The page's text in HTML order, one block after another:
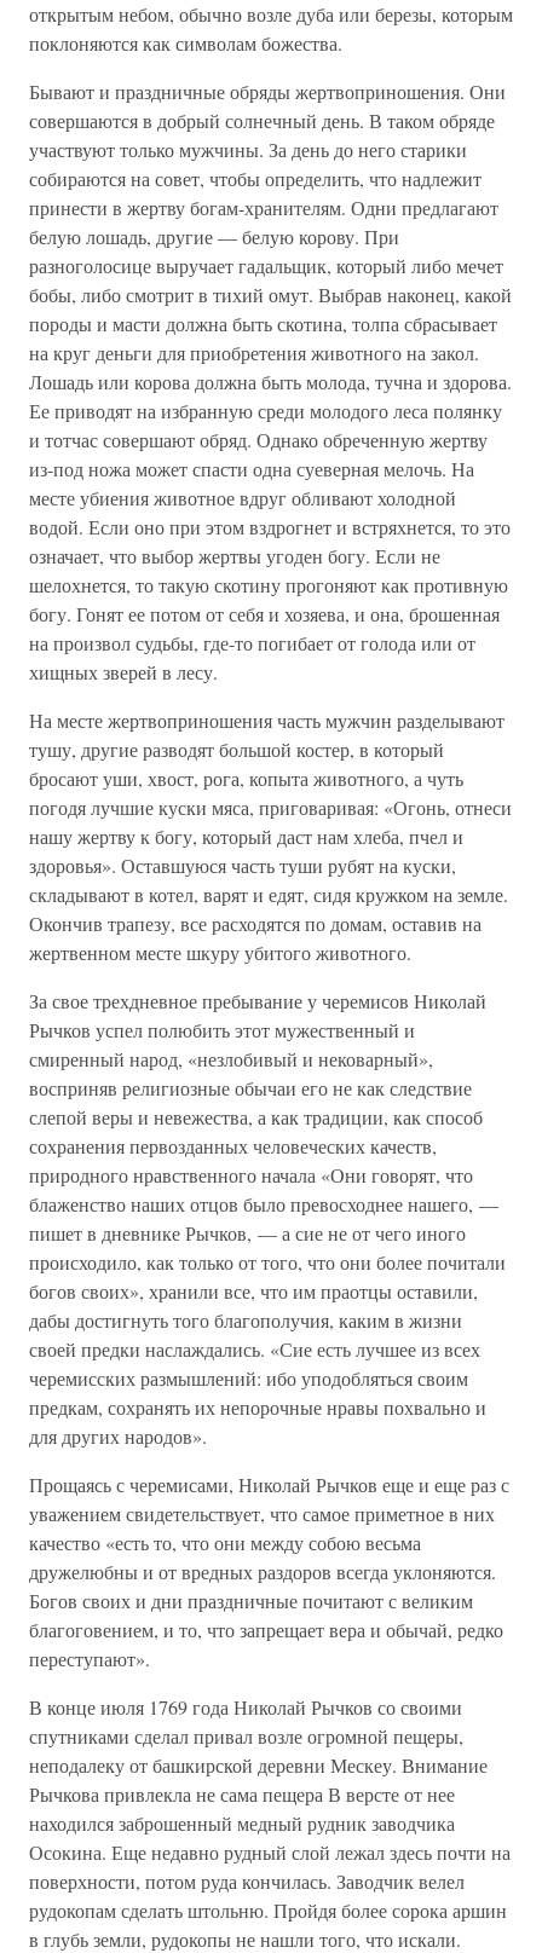
открытым небом, обычно возле дуба или березы, которым
поклоняются как символам божества.
Бывают и праздничные обряды жертвоприношения. Они
совершаются в добрый солнечный день. В таком обряде
участвуют только мужчины. За день до него старики
собираются на совет, чтобы определить, что надлежит
принести в жертву богам-хранителям. Одни предлагают
белую лошадь, другие — белую корову. При
разноголосице выручает гадальщик, который либо мечет
бобы, либо смотрит в тихий омут. Выбрав наконец, какой
породы и масти должна быть скотина, толпа сбрасывает
на круг деньги для приобретения животного на закол.
Лошадь или корова должна быть молода, тучна и здорова.
Ее приводят на избранную среди молодого леса полянку
и тотчас совершают обряд. Однако обреченную жертву
из-под ножа может спасти одна суеверная мелочь. На
месте убиения животное вдруг обливают холодной
водой. Если оно при этом вздрогнет и встряхнется, то это
означает, что выбор жертвы угоден богу. Если не
шелохнется, то такую скотину прогоняют как противную
богу. Гонят ее потом от себя и хозяева, и она, брошенная
на произвол судьбы, где-то погибает от голода или от
хищных зверей в лесу.
На месте жертвоприношения часть мужчин разделывают
тушу, другие разводят большой костер, в который
бросают уши, хвост, рога, копыта животного, а чуть
погодя лучшие куски мяса, приговаривая: «Огонь, отнеси
нашу жертву к богу, который даст нам хлеба, пчел и
здоровья». Оставшуюся часть туши рубят на куски,
складывают в котел, варят и едят, сидя кружком на земле.
Окончив трапезу, все расходятся по домам, оставив на
жертвенном месте шкуру убитого животного.
За свое трехдневное пребывание у черемисов Николай
Рычков успел полюбить этот мужественный и
смиренный народ, «незлобивый и нековарный»,
восприняв религиозные обычаи его не как следствие
слепой веры и невежества, а как традиции, как способ
сохранения первозданных человеческих качеств,
природного нравственного начала «Они говорят, что
блаженство наших отцов было превосходнее нашего, —
пишет в дневнике Рычков, — а сие не от чего иного
происходило, как только от того, что они более почитали
богов своих», хранили все, что им праотцы оставили,
дабы достигнуть того благополучия, каким в жизни
своей предки наслаждались. «Сие есть лучшее из всех
черемисских размышлений: ибо уподобляться своим
предкам, сохранять их непорочные нравы похвально и
для других народов».
Прощаясь с черемисами, Николай Рычков еще и еще раз с
уважением свидетельствует, что самое приметное в них
качество «есть то, что они между собою весьма
дружелюбны и от вредных раздоров всегда уклоняются.
Богов своих и дни праздничные почитают с великим
благоговением, и то, что запрещает вера и обычай, редко
переступают».
В конце июля 1769 года Николай Рычков со своими
спутниками сделал привал возле огромной пещеры,
неподалеку от башкирской деревни Мескеу. Внимание
Рычкова привлекла не сама пещера В версте от нее
находился заброшенный медный рудник заводчика
Осокина. Еще недавно рудный слой лежал здесь почти на
поверхности, потом руда кончилась. Заводчик велел
рудокопам сделать штольню. Пройдя более сорока аршин
в глубь земли, рудокопы не нашли того, что искали.